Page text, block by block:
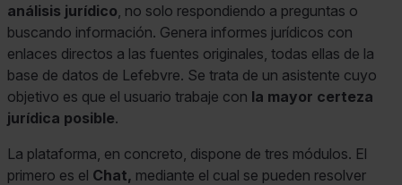
análisis jurídico , no solo respondiendo a preguntas o
buscando información. Genera informes jurídicos con
enlaces directos a las fuentes originales, todas ellas de la
base de datos de Lefebvre. Se trata de un asistente cuyo
objetivo es que el usuario trabaje con la mayor certeza
jurídica posible.
La plataforma, en concreto, dispone de tres módulos. El
primero es el Chat, mediante el cual se pueden resolver